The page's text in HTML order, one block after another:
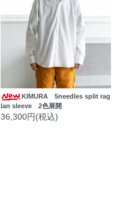
KIMURA 5needles split rag
lan sleeve 2色展開
36,300円(税込)